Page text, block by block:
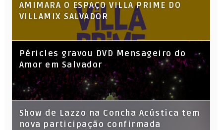
AMIMARA O ESPAÇO VILLA PRIME DO
VILLAMIX SALVADOR
Péricles gravou DVD Mensageiro do
Amor em Salvador
Show de Lazzo na Concha Acústica tem
nova participação confirmada